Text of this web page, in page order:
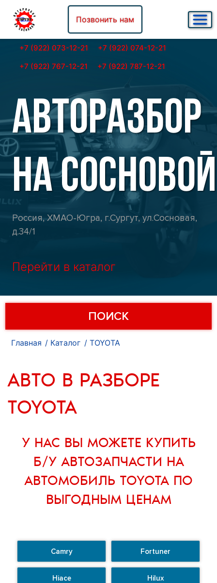
Позвонить нам
+7 (922) 073-12-21
+7 (922) 074-12-21
+7 (922) 767-12-21
+7 (922) 787-12-21
АВТОРАЗБОР
НА СОСНОВОЙ
Россия, ХМАО-Югра, г.Сургут, ул.Сосновая,
д.34/1
Перейти в каталог
ПОИСК
Главная Каталог TOYOTA
АВТО В РАЗБОРЕ
TOYOTA
У НАС ВЫ МОЖЕТЕ КУПИТЬ
Б/У АВТОЗАПЧАСТИ НА
АВТОМОБИЛЬ TOYOTA ПО
ВЫГОДНЫМ ЦЕНАМ
Camry Fortuner
Hiace Hilux